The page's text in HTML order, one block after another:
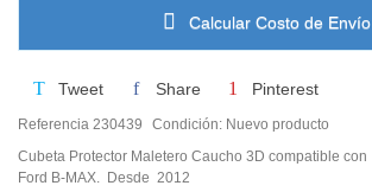
Calcular Costo de Envío
Tweet Share Pinterest
Referencia 230439 Condición: Nuevo producto
Cubeta Protector Maletero Caucho 3D compatible con
Ford B-MAX. Desde 2012